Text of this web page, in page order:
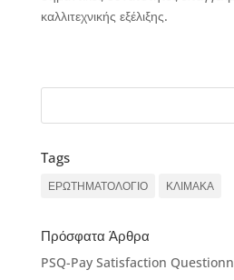
καλλιτεχνικής εξέλιξης.
Tags
ΕΡΩΤΗΜΑΤΟΛΟΓΙΟ ΚΛΙΜΑΚΑ
Πρόσφατα Άρθρα
PSQ-Pay Satisfaction